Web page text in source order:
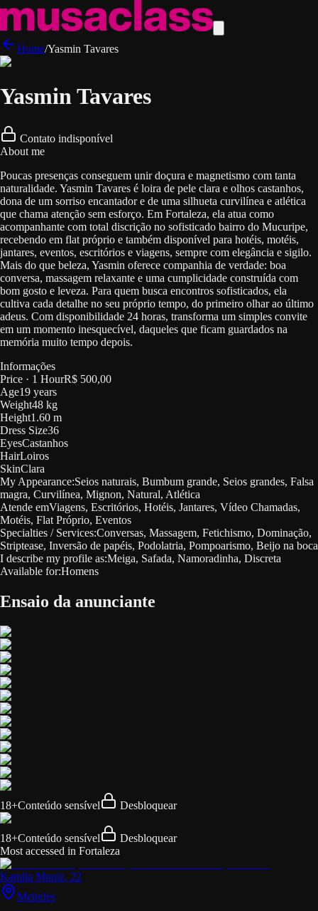
Home/Yasmin Tavares
Yasmin Tavares
Contato indisponível
About me
Poucas presenças conseguem unir doçura e magnetismo com tanta
naturalidade. Yasmin Tavares é loira de pele clara e olhos castanhos,
dona de um sorriso encantador e de uma silhueta curvilínea e atlética
que chama atenção sem esforço. Em Fortaleza, ela atua como
acompanhante com total discrição no sofisticado bairro do Mucuripe,
recebendo em flat próprio e também disponível para hotéis, motéis,
jantares, eventos, escritórios e viagens, sempre com elegância e sigilo.
Mais do que beleza, Yasmin oferece companhia de verdade: boa
conversa, massagem relaxante e uma cumplicidade construída com
bom gosto e leveza. Para quem busca encontros sofisticados, ela
cultiva cada detalhe no seu próprio tempo, do primeiro olhar ao último
adeus. Com disponibilidade 24 horas, transforma um simples convite
em um momento inesquecível, daqueles que ficam guardados na
memória muito tempo depois.
Informações
Price · 1 HourR$ 500,00
Age19 years
Weight48 kg
Height1.60 m
Dress Size36
EyesCastanhos
HairLoiros
SkinClara
My Appearance:Seios naturais, Bumbum grande, Seios grandes, Falsa
magra, Curvilínea, Mignon, Natural, Atlética
Atende emViagens, Escritórios, Hotéis, Jantares, Vídeo Chamadas,
Motéis, Flat Próprio, Eventos
Specialties / Services:Conversas, Massagem, Fetichismo, Dominação,
Striptease, Inversão de papéis, Podolatria, Pompoarismo, Beijo na boca
I describe my profile as:Meiga, Safada, Namoradinha, Discreta
Available for:Homens
Ensaio da anunciante
18+Conteúdo sensível Desbloquear
18+Conteúdo sensível
Desbloquear
Most accessed in Fortaleza
Kamila Muniz, 22
Meireles